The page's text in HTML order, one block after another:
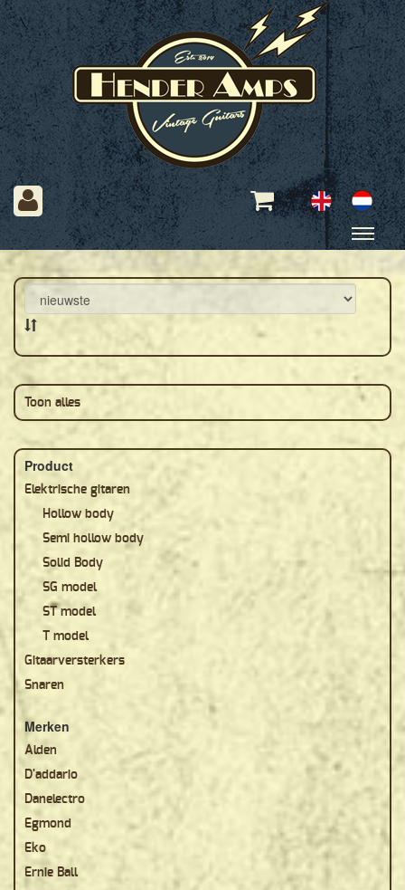
Toon alles
Product
Elektrische gitaren
Hollow body
Semi hollow body
Solid Body
SG model
ST model
T model
Gitaarversterkers
Snaren
Merken
Alden
D'addario
Danelectro
Egmond
Eko
Ernie Ball